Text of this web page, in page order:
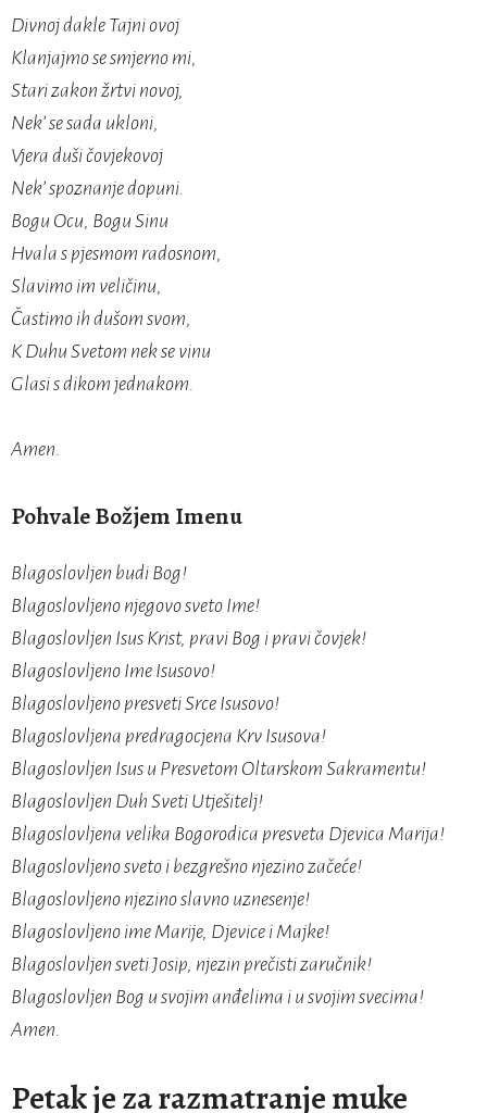
Divnoj dakle Tajni ovoj
Klanjajmo se smjerno mi,
Stari zakon žrtvi novoj,
Nek’ se sada ukloni,
Vjera duši čovjekovoj
Nek’ spoznanje dopuni.
Bogu Ocu, Bogu Sinu
Hvala s pjesmom radosnom,
Slavimo im veličinu,
Častimo ih dušom svom,
K Duhu Svetom nek se vinu
Glasi s dikom jednakom.
Amen.
Pohvale Božjem Imenu
Blagoslovljen budi Bog!
Blagoslovljeno njegovo sveto Ime!
Blagoslovljen Isus Krist, pravi Bog i pravi čovjek!
Blagoslovljeno Ime Isusovo!
Blagoslovljeno presveti Srce Isusovo!
Blagoslovljena predragocjena Krv Isusova!
Blagoslovljen Isus u Presvetom Oltarskom Sakramentu!
Blagoslovljen Duh Sveti Utješitelj!
Blagoslovljena velika Bogorodica presveta Djevica Marija!
Blagoslovljeno sveto i bezgrešno njezino začeće!
Blagoslovljeno njezino slavno uznesenje!
Blagoslovljeno ime Marije, Djevice i Majke!
Blagoslovljen sveti Josip, njezin prečisti zaručnik!
Blagoslovljen Bog u svojim anđelima i u svojim svecima!
Amen.
Petak je za razmatranje muke